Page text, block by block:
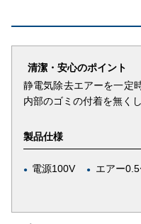
清潔・安心のポイント
静電気除去エアーを一定
内部のゴミの付着を無く
製品仕様
● 電源100V ● エアー